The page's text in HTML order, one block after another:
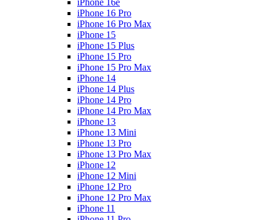
iPhone 16e
iPhone 16 Pro
iPhone 16 Pro Max
iPhone 15
iPhone 15 Plus
iPhone 15 Pro
iPhone 15 Pro Max
iPhone 14
iPhone 14 Plus
iPhone 14 Pro
iPhone 14 Pro Max
iPhone 13
iPhone 13 Mini
iPhone 13 Pro
iPhone 13 Pro Max
iPhone 12
iPhone 12 Mini
iPhone 12 Pro
iPhone 12 Pro Max
iPhone 11